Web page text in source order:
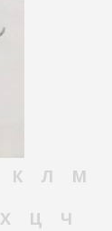
К Л
М
Х Ц
Ч